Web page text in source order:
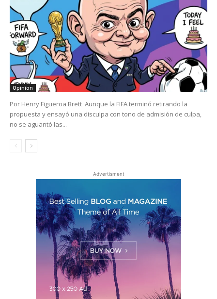
Opinion
Por Henry Figueroa Brett Aunque la FIFA terminó retirando la
propuesta y ensayó una disculpa con tono de admisión de culpa,
no se aguantó las...
Advertisment